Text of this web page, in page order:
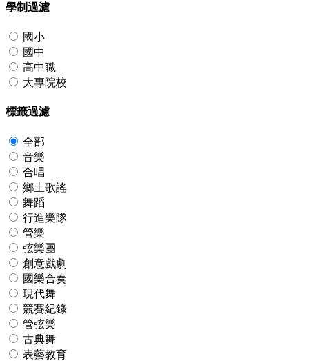
學制過濾
國小
國中
高中職
大專院校
標籤過濾
全部
音樂
合唱
鄉土歌謠
舞蹈
行進樂隊
管樂
弦樂團
創意戲劇
國樂合奏
現代舞
競賽紀錄
管弦樂
古典舞
表藝教育